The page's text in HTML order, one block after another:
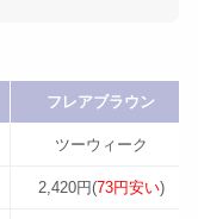
フレアブラウン
ツーウィーク
2,420円(73円安い)